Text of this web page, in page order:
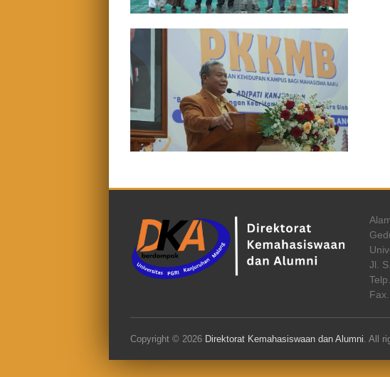
Jl.
Copyright © 2026 Direktorat Kemahasiswaan dan Alumni . All